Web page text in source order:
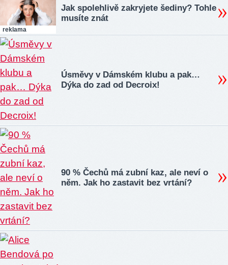
reklama
Jak spolehlivě zakryjete šediny? Tohle
musíte znát
Úsměvy v Dámském klubu a pak…
Dýka do zad od Decroix!
90 % Čechů má zubní kaz, ale neví o
něm. Jak ho zastavit bez vrtání?